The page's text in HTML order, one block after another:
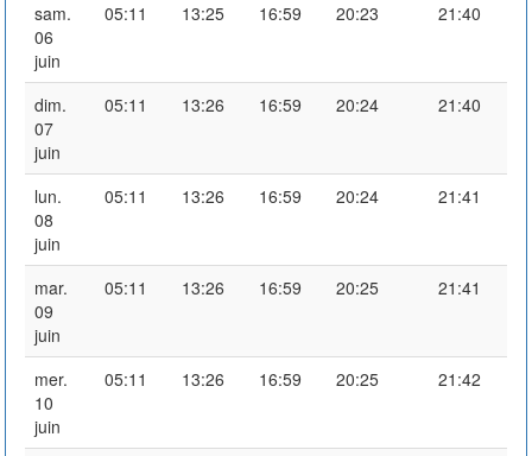
sam.
06
juin
05:11 13:25 16:59 20:23 21:40
dim.
07
juin
05:11 13:26 16:59 20:24 21:40
lun.
08
juin
05:11 13:26 16:59 20:24 21:41
mar.
09
juin
05:11 13:26 16:59 20:25 21:41
mer.
10
juin
05:11 13:26 16:59 20:25 21:42